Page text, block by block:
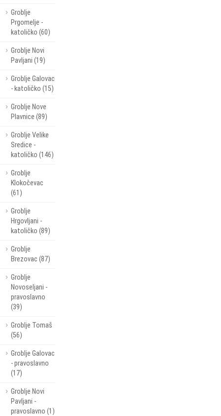
Groblje
Prgomelje -
katoličko (60)
Groblje Novi
Pavljani (19)
Groblje Galovac
- katoličko (15)
Groblje Nove
Plavnice (89)
Groblje Velike
Sredice -
katoličko (146)
Groblje
Klokočevac
(61)
Groblje
Hrgovljani -
katoličko (89)
Groblje
Brezovac (87)
Groblje
Novoseljani -
pravoslavno
(39)
Groblje Tomaš
(56)
Groblje Galovac
- pravoslavno
(17)
Groblje Novi
Pavljani -
pravoslavno (1)